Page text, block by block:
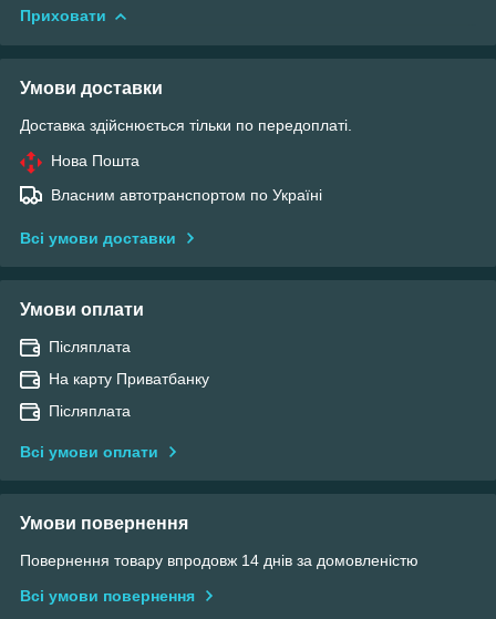
Приховати
Умови доставки
Доставка здійснюється тільки по передоплаті.
Нова Пошта
Власним автотранспортом по Україні
Всі умови доставки
Умови оплати
Післяплата
На карту Приватбанку
Післяплата
Всі умови оплати
Умови повернення
Повернення товару впродовж 14 днів за домовленістю
Всі умови повернення